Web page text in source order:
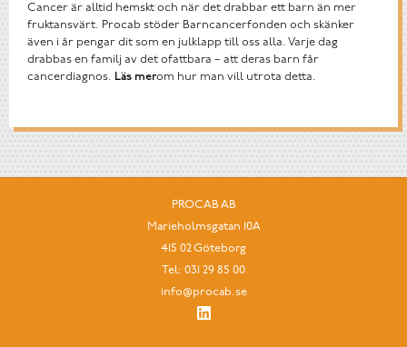
Cancer är alltid hemskt och när det drabbar ett barn än mer
fruktansvärt. Procab stöder Barncancerfonden och skänker
även i år pengar dit som en julklapp till oss alla. Varje dag
drabbas en familj av det ofattbara – att deras barn får
cancerdiagnos. Läs merom hur man vill utrota detta.
PROCAB AB
Marieholmsgatan 10A
415 02 Göteborg
Tel: 031 29 85 00
info@procab.se